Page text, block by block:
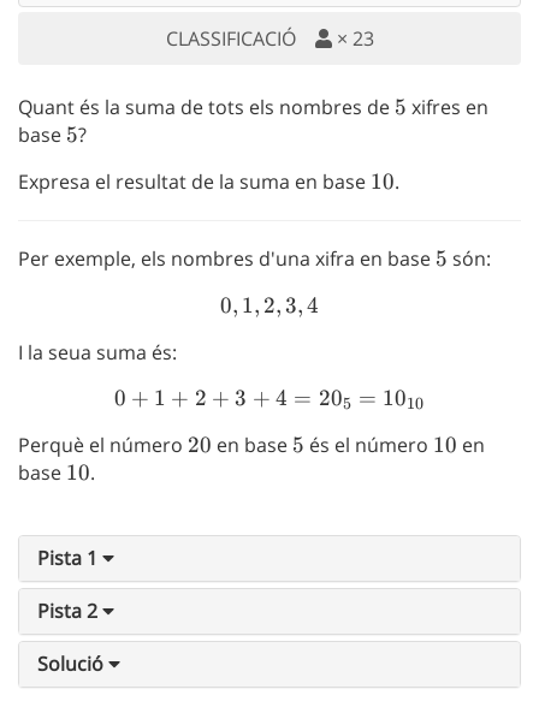
CLASSIFICACIÓ × 23
Quant és la suma de tots els nombres de 5
5 xifres en
base 5
5?
Expresa el resultat de la suma en base 10
10.
Per exemple, els nombres d'una xifra en base 5
5 són:
0, 1, 2, 3, 4
0, 1, 2,3, 4
I la seua suma és:
0 + 1 + 2 + 3 + 4 = 205 = 1010
Perquè el número 20
20 en base 5
5 és el número 10
10 en
base 10
10.
Pista 1
Pista 2
Solució